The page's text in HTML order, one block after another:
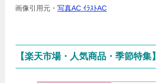
画像引用元・ 写真AC ｲﾗｽﾄAC
【楽天市場・人気商品・季節特集】